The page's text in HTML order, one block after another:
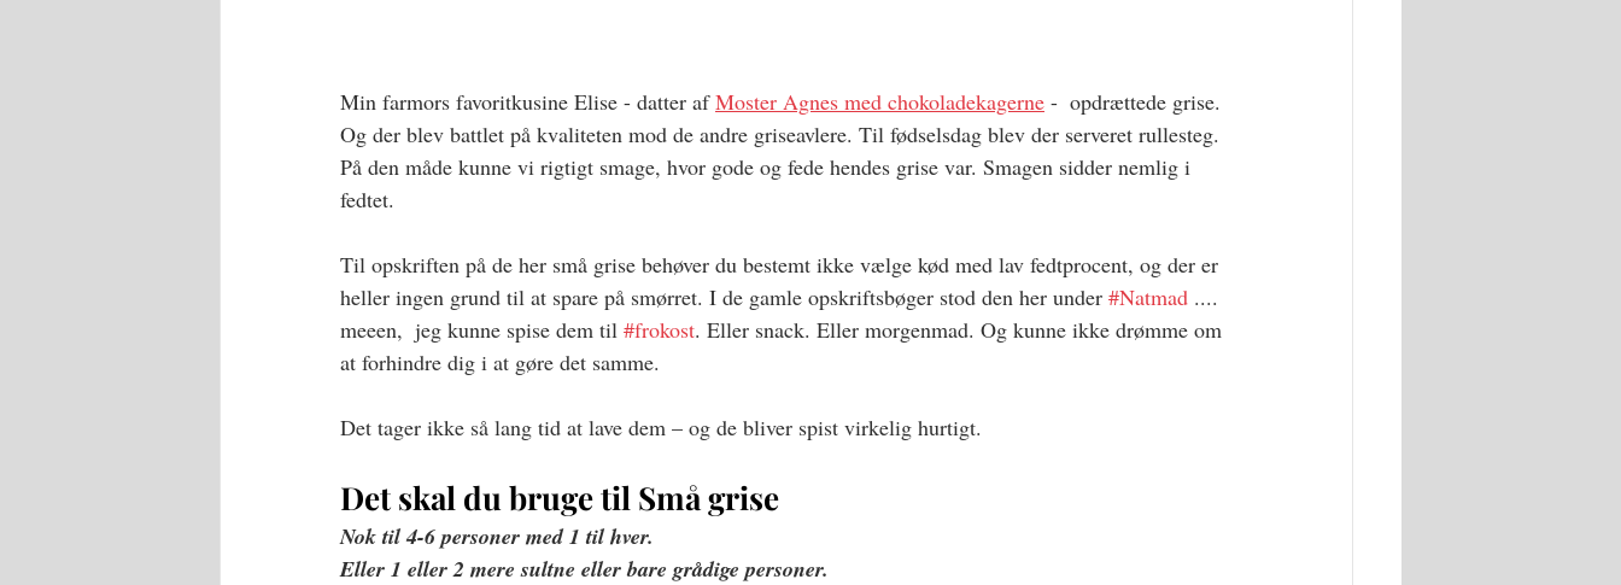
Min farmors favoritkusine Elise - datter af Moster Agnes med chokoladekagerne -  opdrættede grise.
Og der blev battlet på kvaliteten mod de andre griseavlere. Til fødselsdag blev der serveret rullesteg.
På den måde kunne vi rigtigt smage, hvor gode og fede hendes grise var. Smagen sidder nemlig i
fedtet.
Til opskriften på de her små grise behøver du bestemt ikke vælge kød med lav fedtprocent, og der er
heller ingen grund til at spare på smørret. I de gamle opskriftsbøger stod den her under #Natmad ....
meeen,  jeg kunne spise dem til #frokost. Eller snack. Eller morgenmad. Og kunne ikke drømme om
at forhindre dig i at gøre det samme.
Det tager ikke så lang tid at lave dem – og de bliver spist virkelig hurtigt.
Det skal du bruge til Små grise
Nok til 4-6 personer med 1 til hver.
Eller 1 eller 2 mere sultne eller bare grådige personer.